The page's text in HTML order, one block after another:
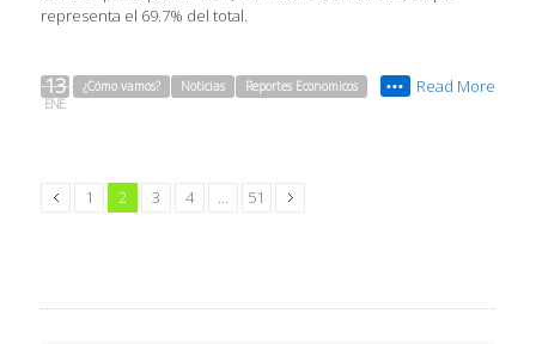
representa el 69.7% del total.
13
ENE
¿Cómo vamos? Noticias Reportes Economicos Read More
•••
1 2 3 4 … 51